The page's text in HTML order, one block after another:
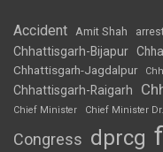
Accident Amit Shah arrest
Chhattisgarh-Bijapur
Chhattisgarh-Jagdalpur
Chhattisgarh-Raigarh
Chief Minister
Chief Minister
Congress dprcg